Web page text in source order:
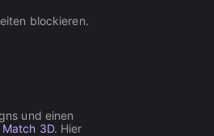
blockieren.
und einen
Match 3D. Hier